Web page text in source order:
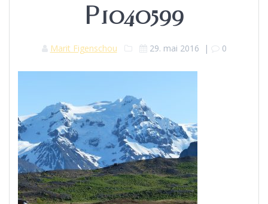
P1040599
Marit Figenschou 29. mai 2016 | 0